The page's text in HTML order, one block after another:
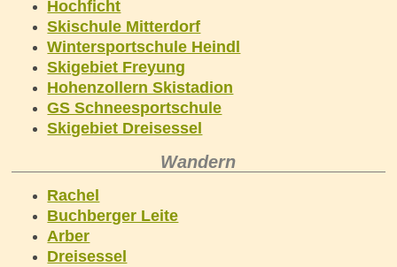
Hochficht
Skischule Mitterdorf
Wintersportschule Heindl
Skigebiet Freyung
Hohenzollern Skistadion
GS Schneesportschule
Skigebiet Dreisessel
Wandern
Rachel
Buchberger Leite
Arber
Dreisessel